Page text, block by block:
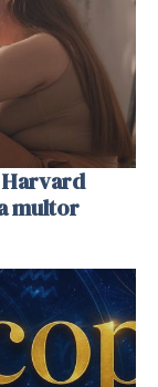
Harvard
multor